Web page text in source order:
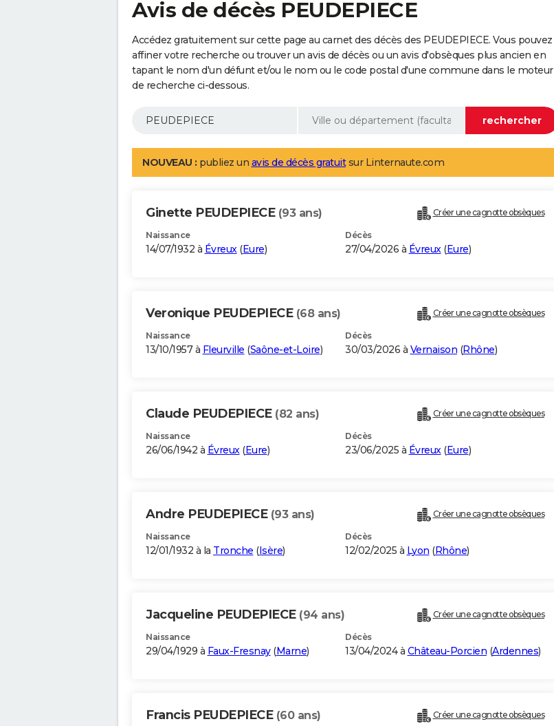
Avis de décès PEUDEPIECE
Accédez gratuitement sur cette page au carnet des décès des PEUDEPIECE. Vous pouvez
affiner votre recherche ou trouver un avis de décès ou un avis d'obsèques plus ancien en
tapant le nom d'un défunt et/ou le nom ou le code postal d'une commune dans le moteur
de recherche ci-dessous.
NOUVEAU : publiez un avis de décès gratuitsur Linternaute.com
Ginette PEUDEPIECE (93 ans) Créer une cagnotte obsèques
Naissance
14/07/1932 à Évreux(Eure)
Décès
27/04/2026 à Évreux(Eure)
Veronique PEUDEPIECE (68 ans) Créer une cagnotte obsèques
Naissance
13/10/1957 à Fleurville (Saône-et-Loire)
Décès
30/03/2026 à Vernaison (Rhône)
Claude PEUDEPIECE (82 ans) Créer une cagnotte obsèques
Naissance
26/06/1942 à Évreux(Eure)
Décès
23/06/2025 à Évreux(Eure)
Andre PEUDEPIECE (93 ans) Créer une cagnotte obsèques
Naissance
12/01/1932 à la Tronche (Isère)
Décès
12/02/2025 à Lyon (Rhône)
Jacqueline PEUDEPIECE (94 ans) Créer une cagnotte obsèques
Naissance
29/04/1929 à Faux-Fresnay(Marne)
Décès
13/04/2024 à Château-Porcien (Ardennes)
Francis PEUDEPIECE (60 ans) Créer une cagnotte obsèques